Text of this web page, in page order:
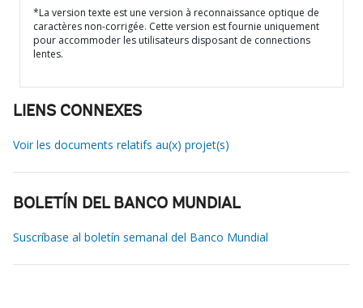
*La version texte est une version à reconnaissance optique de
caractères non-corrigée. Cette version est fournie uniquement
pour accommoder les utilisateurs disposant de connections
lentes.
LIENS CONNEXES
Voir les documents relatifs au(x) projet(s)
BOLETÍN DEL BANCO MUNDIAL
Suscríbase al boletín semanal del Banco Mundial